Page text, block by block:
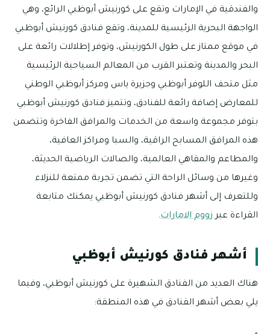
والفندقية في الإمارات وتقع على كورنيش أبوظبي الرائع، وهي
الواجهة البحرية الرئيسية للمدينة، وتقع فنادق كورنيش أبوظبي
في موقع ممتاز على طول الكورنيش، وتوفر إطلالات رائعة على
البحر والمدينة وتعتبر القرب من المعالم السياحية الرئيسية
مثل متحف اللوفر أبوظبي وجزيرة ياس ومركز أبوظبي الوطني
للمعارض إضافة رائعة للفنادق، وتتميز فنادق كورنيش أبوظبي
بتوفر مجموعة واسعة من الخدمات والمرافق الفاخرة وتتضمن
هذه المرافق المسابح الراقية، والسبا ومراكز العافية،
والمطاعم والمقاهي العالمية، والصالات الرياضية الحديثة،
وغيرها من وسائل الراحة التي تضمن تجربة ممتعة للنزلاء
وللتعرف إلى أشهر فنادق كورنيش أبوظبي يمكنك متابعة
القراءة عبر زووم الامارات.
أشهر فنادق كورنيش أبوظبي
هناك العديد من الفنادق الشهيرة على كورنيش أبوظبي، وفيما
يلي بعض أشهر الفنادق في هذه المنطقة: